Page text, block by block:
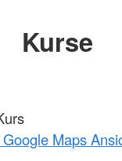
Kurse
Maps